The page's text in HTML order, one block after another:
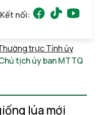
Kết nối:
trực Tỉnh ủy
tịch ủy ban MTTQ
lúa mới